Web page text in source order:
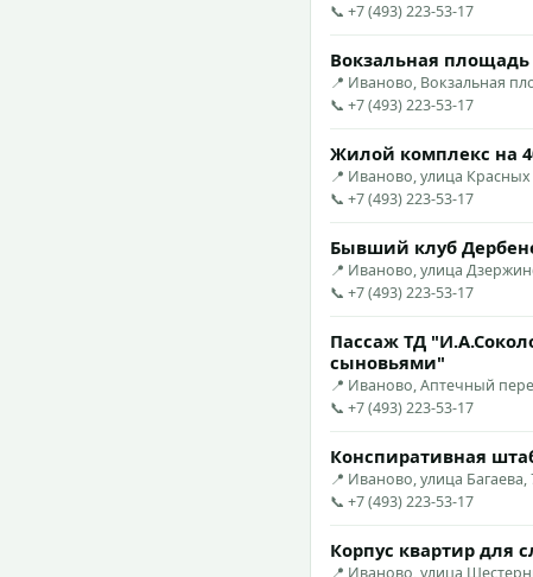
📞 +7 (493) 223-53-17
Вокзальная площадь
📍 Иваново, Вокзальная
📞 +7 (493) 223-53-17
Жилой комплекс на
📍 Иваново, улица Красных
📞 +7 (493) 223-53-17
Бывший клуб
📍 Иваново, улица
📞 +7 (493) 223-53-17
Пассаж ТД
сыновьями"
📍 Иваново, Аптечный
📞 +7 (493) 223-53-17
Конспиративная
📍 Иваново, улица Багаева,
📞 +7 (493) 223-53-17
Корпус квартир для
📍 Иваново, улица